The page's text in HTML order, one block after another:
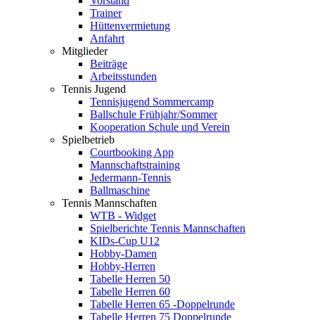
Trainer
Hüttenvermietung
Anfahrt
Mitglieder
Beiträge
Arbeitsstunden
Tennis Jugend
Tennisjugend Sommercamp
Ballschule Frühjahr/Sommer
Kooperation Schule und Verein
Spielbetrieb
Courtbooking App
Mannschaftstraining
Jedermann-Tennis
Ballmaschine
Tennis Mannschaften
WTB - Widget
Spielberichte Tennis Mannschaften
KIDs-Cup U12
Hobby-Damen
Hobby-Herren
Tabelle Herren 50
Tabelle Herren 60
Tabelle Herren 65 -Doppelrunde
Tabelle Herren 75 Doppelrunde